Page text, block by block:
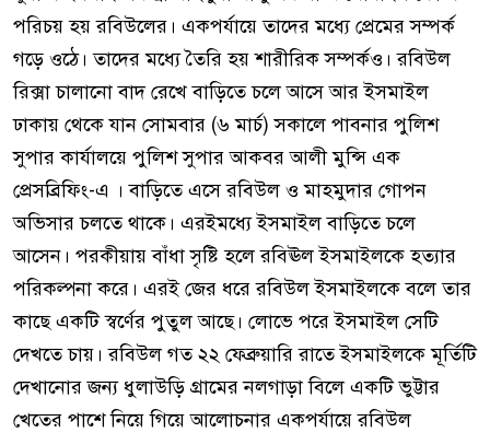
পরিচয় হয় রবিউলের। একপর্যায়ে তাদের মধ্যে প্রেমের সম্পর্ক
গড়ে ওঠে। তাদের মধ্যে তৈরি হয় শারীরিক সম্পর্কও। রবিউল
রিক্সা চালানো বাদ রেখে বাড়িতে চলে আসে আর ইসমাইল
ঢাকায় থেকে যান সোমবার (৬ মার্চ) সকালে পাবনার পুলিশ
সুপার কার্যালয়ে পুলিশ সুপার আকবর আলী মুন্সি এক
প্রেসব্রিফিং-এ । বাড়িতে এসে রবিউল ও মাহমুদার গোপন
অভিসার চলতে থাকে। এরইমধ্যে ইসমাইল বাড়িতে চলে
আসেন। পরকীয়ায় বাঁধা সৃষ্টি হলে রবিঊল ইসমাইলকে হত্যার
পরিকল্পনা করে। এরই জের ধরে রবিউল ইসমাইলকে বলে তার
কাছে একটি স্বর্ণের পুতুল আছে। লোভে পরে ইসমাইল সেটি
দেখতে চায়। রবিউল গত ২২ ফেব্রুয়ারি রাতে ইসমাইলকে মূর্তিটি
দেখানোর জন্য ধুলাউড়ি গ্রামের নলগাড়া বিলে একটি ভুট্টার
খেতের পাশে নিয়ে গিয়ে আলোচনার একপর্যায়ে রবিউল